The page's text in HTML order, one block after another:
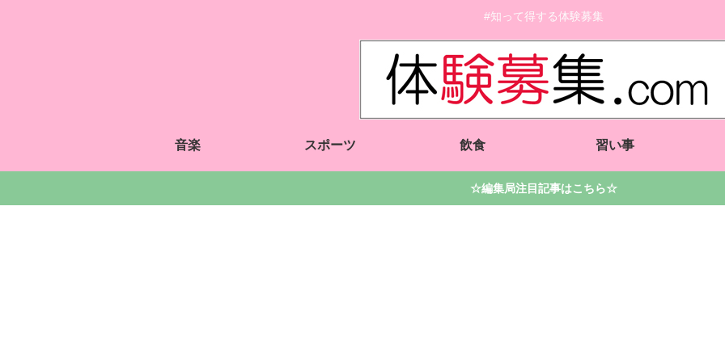
#知って得する体験募集
音楽 スポーツ 飲食 習い事
☆編集局注目記事はこちら☆